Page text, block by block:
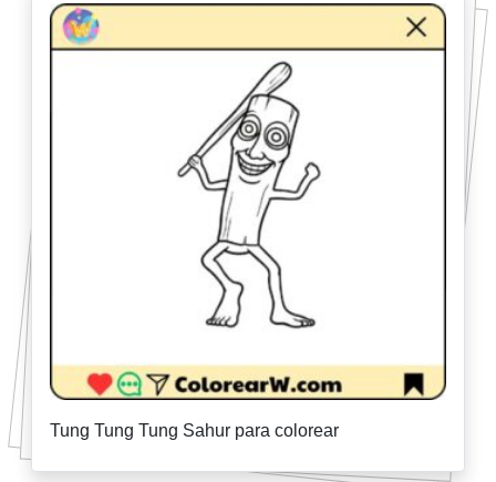
Tung Tung Tung Sahur para colorear